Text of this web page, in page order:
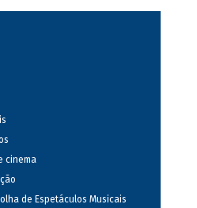
cinema
de Espetáculos Musicais